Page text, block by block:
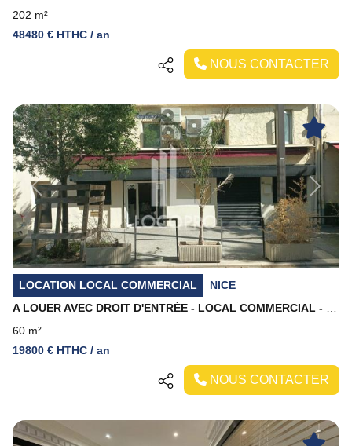
202 m²
48480 € HTHC / an
NOUS CONTACTER
Previous Next
LOCATION LOCAL COMMERCIAL
NICE
60 m²
19800 € HTHC / an
NOUS CONTACTER